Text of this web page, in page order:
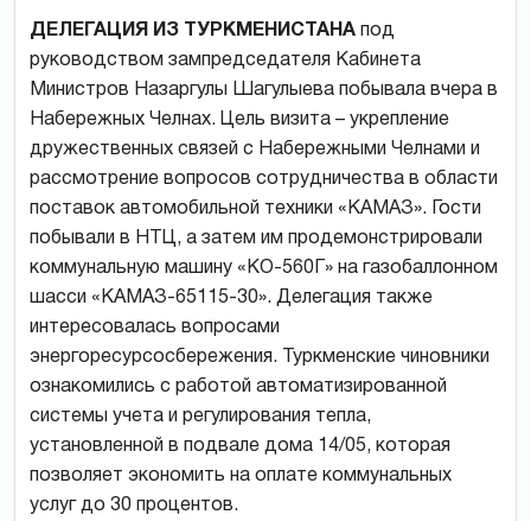
ДЕЛЕГАЦИЯ ИЗ ТУРКМЕНИСТАНА под
руководством зампредседателя Кабинета
Министров Назаргулы Шагулыева побывала вчера в
Набережных Челнах. Цель визита – укрепление
дружественных связей с Набережными Челнами и
рассмотрение вопросов сотрудничества в области
поставок автомобильной техники «КАМАЗ». Гости
побывали в НТЦ, а затем им продемонстрировали
коммунальную машину «КО-560Г» на газобаллонном
шасси «КАМАЗ-65115-30». Делегация также
интересовалась вопросами
энергоресурсосбережения. Туркменские чиновники
ознакомились с работой автоматизированной
системы учета и регулирования тепла,
установленной в подвале дома 14/05, которая
позволяет экономить на оплате коммунальных
услуг до 30 процентов.